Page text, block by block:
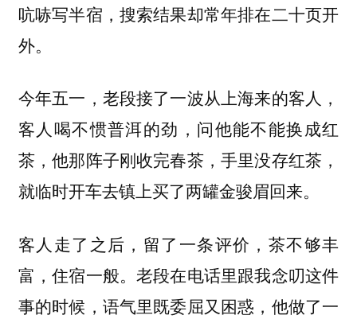
吭哧写半宿，搜索结果却常年排在二十页开
外。
今年五一，老段接了一波从上海来的客人，
客人喝不惯普洱的劲，问他能不能换成红
茶，他那阵子刚收完春茶，手里没存红茶，
就临时开车去镇上买了两罐金骏眉回来。
客人走了之后，留了一条评价，茶不够丰
富，住宿一般。老段在电话里跟我念叨这件
事的时候，语气里既委屈又困惑，他做了一